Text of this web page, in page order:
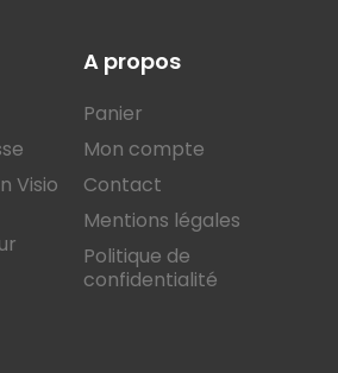
Visio
A propos
Panier
Mon compte
Contact
Mentions légales
Politique de
confidentialité